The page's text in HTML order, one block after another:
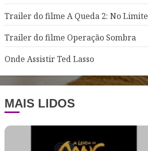
Trailer do filme A Queda 2: No Limite
Trailer do filme Operação Sombra
Onde Assistir Ted Lasso
MAIS LIDOS